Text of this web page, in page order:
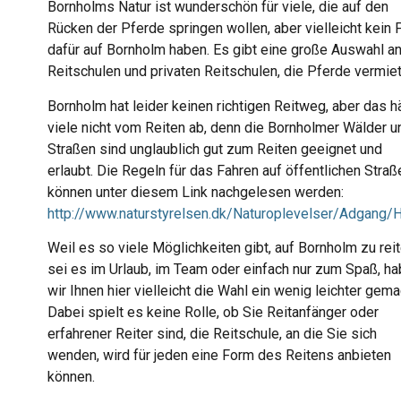
Bornholms Natur ist wunderschön für viele, die auf den
Rücken der Pferde springen wollen, aber vielleicht kein
dafür auf Bornholm haben. Es gibt eine große Auswahl an
Reitschulen und privaten Reitschulen, die Pferde
Bornholm hat leider keinen richtigen Reitweg, aber das
viele nicht vom Reiten ab, denn die Bornholmer Wälder
Straßen sind unglaublich gut zum Reiten geeignet und
erlaubt. Die Regeln für das Fahren auf öffentlichen
können unter diesem Link nachgelesen werden:
http://www.naturstyrelsen.dk/Naturoplevelser/Adgang/
Weil es so viele Möglichkeiten gibt, auf Bornholm zu
sei es im Urlaub, im Team oder einfach nur zum Spaß,
wir Ihnen hier vielleicht die Wahl ein wenig leichter
Dabei spielt es keine Rolle, ob Sie Reitanfänger oder
erfahrener Reiter sind, die Reitschule, an die Sie sich
wenden, wird für jeden eine Form des Reitens anbieten
können.